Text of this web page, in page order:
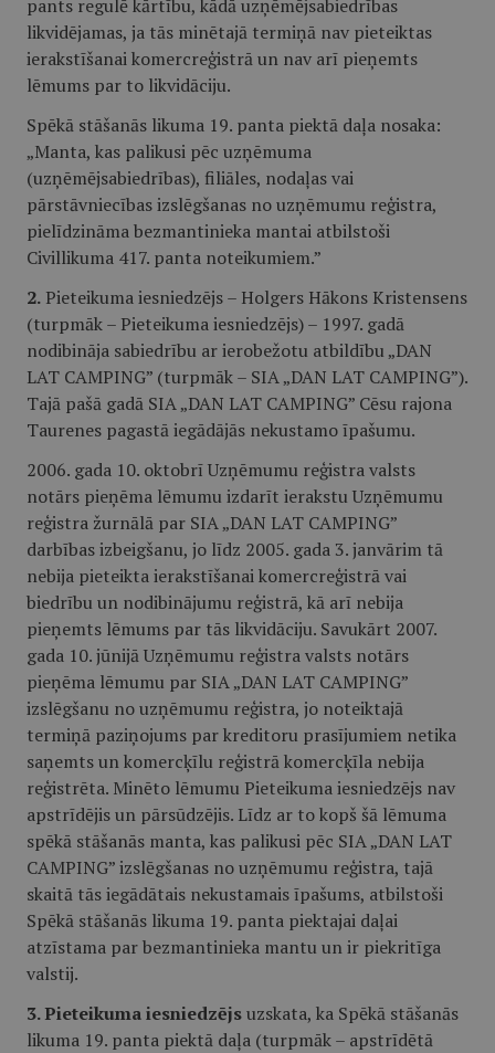
pants regulē kārtību, kādā uzņēmējsabiedrības
likvidējamas, ja tās minētajā termiņā nav pieteiktas
ierakstīšanai komercreģistrā un nav arī pieņemts
lēmums par to likvidāciju.
Spēkā stāšanās likuma 19. panta piektā daļa nosaka:
„Manta, kas palikusi pēc uzņēmuma
(uzņēmējsabiedrības), filiāles, nodaļas vai
pārstāvniecības izslēgšanas no uzņēmumu reģistra,
pielīdzināma bezmantinieka mantai atbilstoši
Civillikuma 417. panta noteikumiem.”
2. Pieteikuma iesniedzējs – Holgers Hākons Kristensens
(turpmāk – Pieteikuma iesniedzējs) – 1997. gadā
nodibināja sabiedrību ar ierobežotu atbildību „DAN
LAT CAMPING” (turpmāk – SIA „DAN LAT CAMPING”).
Tajā pašā gadā SIA „DAN LAT CAMPING” Cēsu rajona
Taurenes pagastā iegādājās nekustamo īpašumu.
2006. gada 10. oktobrī Uzņēmumu reģistra valsts
notārs pieņēma lēmumu izdarīt ierakstu Uzņēmumu
reģistra žurnālā par SIA „DAN LAT CAMPING”
darbības izbeigšanu, jo līdz 2005. gada 3. janvārim tā
nebija pieteikta ierakstīšanai komercreģistrā vai
biedrību un nodibinājumu reģistrā, kā arī nebija
pieņemts lēmums par tās likvidāciju. Savukārt 2007.
gada 10. jūnijā Uzņēmumu reģistra valsts notārs
pieņēma lēmumu par SIA „DAN LAT CAMPING”
izslēgšanu no uzņēmumu reģistra, jo noteiktajā
termiņā paziņojums par kreditoru prasījumiem netika
saņemts un komercķīlu reģistrā komercķīla nebija
reģistrēta. Minēto lēmumu Pieteikuma iesniedzējs nav
apstrīdējis un pārsūdzējis. Līdz ar to kopš šā lēmuma
spēkā stāšanās manta, kas palikusi pēc SIA „DAN LAT
CAMPING” izslēgšanas no uzņēmumu reģistra, tajā
skaitā tās iegādātais nekustamais īpašums, atbilstoši
Spēkā stāšanās likuma 19. panta piektajai daļai
atzīstama par bezmantinieka mantu un ir piekritīga
valstij.
3. Pieteikuma iesniedzējsuzskata, ka Spēkā stāšanās
likuma 19. panta piektā daļa (turpmāk – apstrīdētā